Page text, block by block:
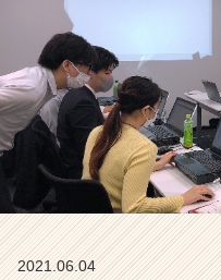
ー
ト】
【人
柄
重
視】
【充
実
2021.06.04